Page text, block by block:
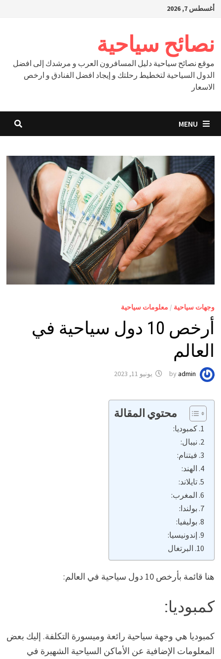
Skipأغسطس 7, 2026
نصائح سياحية
موقع نصائح سياحية دليل المسافرون العرب و مرشدك إلى افضل
الدول السياحية لتخطيط رحلتك و إيجاد افضل الفنادق و ارخص
الاسعار
MENU
وجهات سياحية / معلومات سياحية
أرخص 10 دول سياحية في
العالم
byadmin يونيو 11, 2023
محتوي المقالة
كمبوديا:
نيبال:
فيتنام:
الهند:
تايلاند:
المغرب:
بولندا:
بوليفيا:
إندونيسيا:
البرتغال
هنا قائمة بأرخص 10 دول سياحية في العالم:
كمبوديا:
كمبوديا هي وجهة سياحية رائعة وميسورة التكلفة. إليك بعض
المعلومات الإضافية عن الأماكن السياحية الشهيرة في